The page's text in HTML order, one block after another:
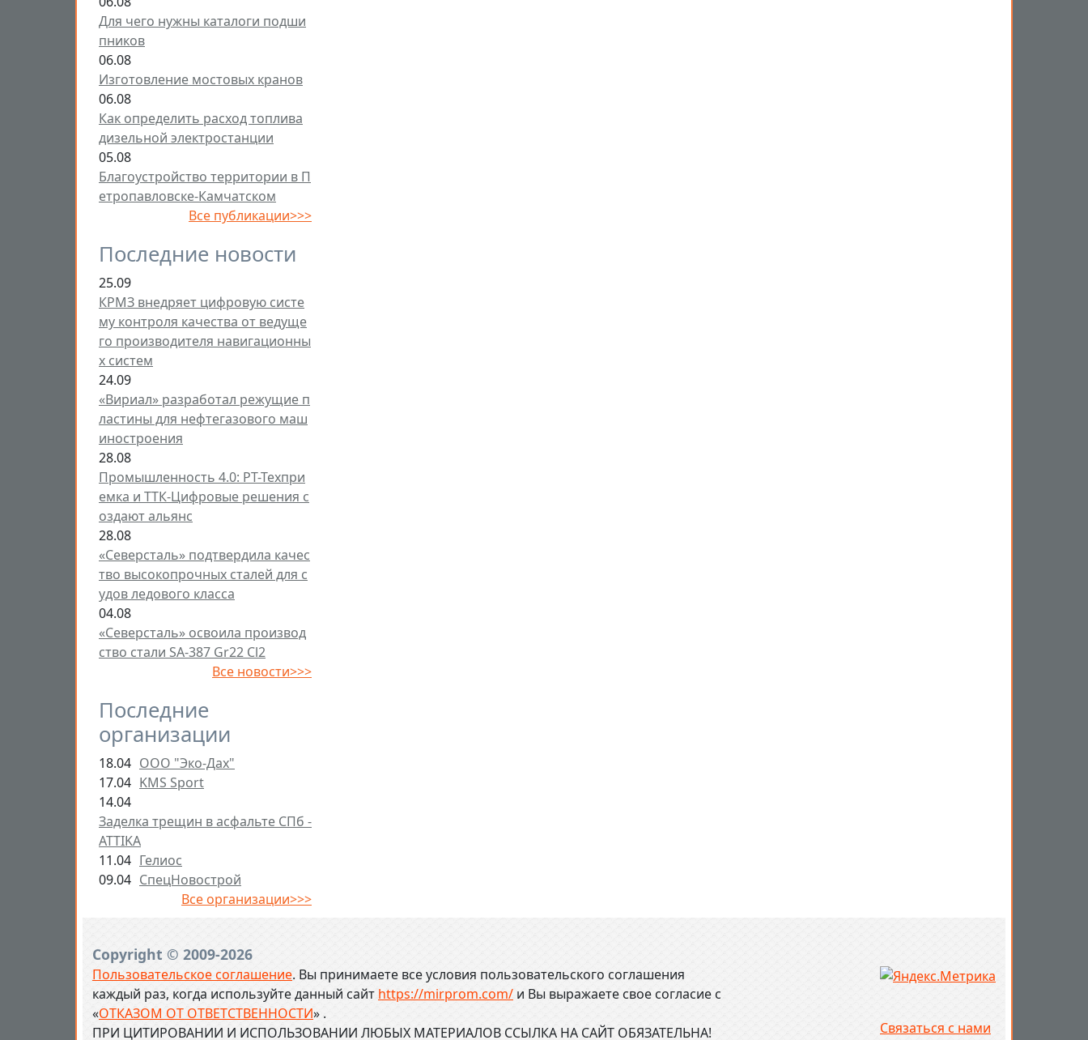
Для чего нужны каталоги подши
пников
06.08
Изготовление мостовых кранов
06.08
Как определить расход топлива
дизельной электростанции
05.08
Благоустройство территории в П
етропавловске-Камчатском
Все публикации>>>
Последние новости
25.09
КРМЗ внедряет цифровую систе
му контроля качества от ведуще
го производителя навигационны
х систем
24.09
«Вириал» разработал режущие п
ластины для нефтегазового маш
иностроения
28.08
Промышленность 4.0: РТ-Техпри
емка и ТТК-Цифровые решения с
оздают альянс
28.08
«Северсталь» подтвердила качес
тво высокопрочных сталей для с
удов ледового класса
04.08
«Северсталь» освоила производ
ство стали SA-387 Gr22 Cl2
Все новости>>>
Последние
организации
18.04 ООО "Эко-Дах"
17.04 KMS Sport
14.04
Заделка трещин в асфальте СПб -
ATTIKA
11.04 Гелиос
09.04 СпецНовострой
Все организации>>>
Copyright © 2009-2026
Пользовательское соглашение. Вы принимаете все условия пользовательского соглашения
каждый раз, когда используйте данный сайт https://mirprom.com/ и Вы выражаете свое согласие с
«ОТКАЗОМ ОТ ОТВЕТСТВЕННОСТИ» .
ПРИ ЦИТИРОВАНИИ И ИСПОЛЬЗОВАНИИ ЛЮБЫХ МАТЕРИАЛОВ ССЫЛКА НА САЙТ ОБЯЗАТЕЛЬНА!
Связаться с нами